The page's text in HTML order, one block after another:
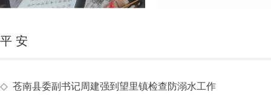
平 安
◇ 苍南县委副书记周建强到望里镇检查防溺水工作